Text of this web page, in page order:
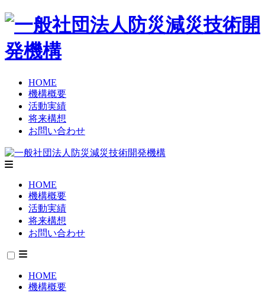
HOME
機構概要
活動実績
将来構想
お問い合わせ
HOME
機構概要
活動実績
将来構想
お問い合わせ
HOME
機構概要